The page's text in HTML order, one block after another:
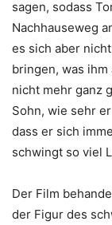
sagen, sodass
Nachhauseweg
es sich aber
bringen, was
nicht mehr ganz
Sohn, wie sehr
dass er sich
schwingt so viel
Der Film
der Figur des